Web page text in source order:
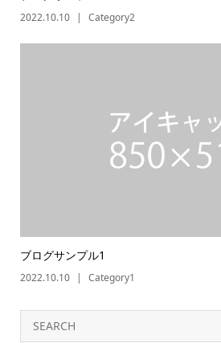
2022.10.10 Category2
ブログサンプル1
2022.10.10 Category1